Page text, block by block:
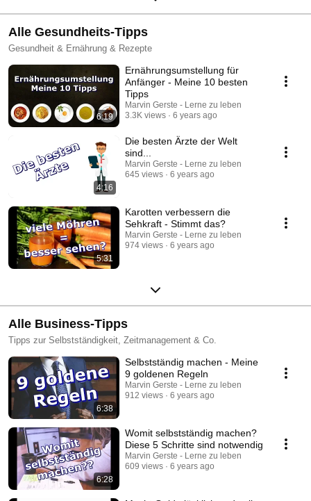
Alle Gesundheits-Tipps
Gesundheit & Ernährung & Rezepte
6:19
Ernährungsumstellung für
Anfänger - Meine 10 besten
Tipps
Marvin Gerste - Lerne zu leben
3.3K views
6 years ago
4:16
Die besten Ärzte der Welt
sind...
Marvin Gerste - Lerne zu leben
645 views
6 years ago
5:31
Karotten verbessern die
Sehkraft - Stimmt das?
Marvin Gerste - Lerne zu leben
974 views
6 years ago
Alle Business-Tipps
Tipps zur Selbstständigkeit, Zeitmanagement & Co.
6:38
Selbstständig machen - Meine
9 goldenen Regeln
Marvin Gerste - Lerne zu leben
912 views
6 years ago
6:28
Womit selbstständig machen?
Diese 5 Schritte sind notwendig
Marvin Gerste - Lerne zu leben
609 views
6 years ago